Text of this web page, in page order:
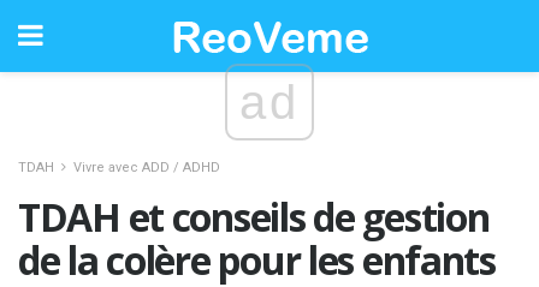
ad
TDAH Vivre avec ADD / ADHD
TDAH et conseils de gestion
de la colère pour les enfants